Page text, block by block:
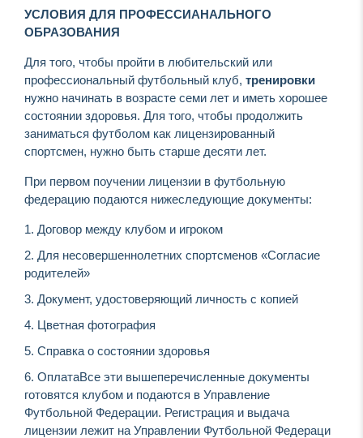
УСЛОВИЯ ДЛЯ ПРОФЕССИАНАЛЬНОГО
ОБРАЗОВАНИЯ
Для того, чтобы пройти в любительский или
профессиональный футбольный клуб, тренировки
нужно начинать в возрасте семи лет и иметь хорошее
состоянии здоровья. Для того, чтобы продолжить
заниматься футболом как лицензированный
спортсмен, нужно быть старше десяти лет.
При первом поучении лицензии в футбольную
федерацию подаются нижеследующие документы:
Договор между клубом и игроком
Для несовершеннолетних спортсменов «Согласие
родителей»
Документ, удостоверяющий личность с копией
Цветная фотография
Справка о состоянии здоровья
ОплатаВсе эти вышеперечисленные документы
готовятся клубом и подаются в Управление
Футбольной Федерации. Регистрация и выдача
лицензии лежит на Управлении Футбольной Федераци